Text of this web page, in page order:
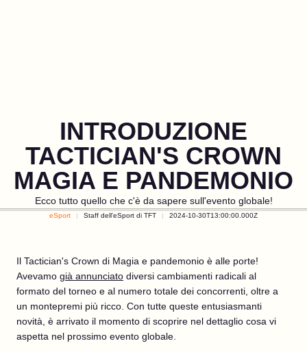
INTRODUZIONE
TACTICIAN'S CROWN
MAGIA E PANDEMONIO
Ecco tutto quello che c'è da sapere sull'evento globale!
eSport Staff dell'eSport di TFT 2024-10-30T13:00:00.000Z
Il Tactician's Crown di Magia e pandemonio è alle porte!
Avevamo già annunciato diversi cambiamenti radicali al
formato del torneo e al numero totale dei concorrenti, oltre a
un montepremi più ricco. Con tutte queste entusiasmanti
novità, è arrivato il momento di scoprire nel dettaglio cosa vi
aspetta nel prossimo evento globale.